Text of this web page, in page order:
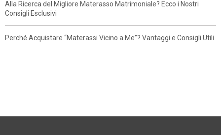
Alla Ricerca del Migliore Materasso Matrimoniale? Ecco i Nostri
Consigli Esclusivi
Perché Acquistare “Materassi Vicino a Me”? Vantaggi e Consigli Utili